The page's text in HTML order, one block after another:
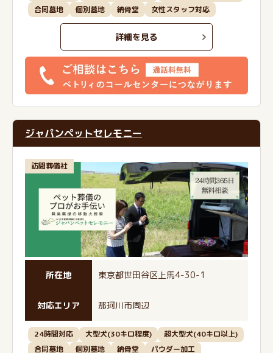
合同墓地
個別墓地 納骨堂 女性スタッフ対応
詳細を見る
ジャパンペットセレモニー
訪問葬儀社
所在地 東京都世田谷区上馬4-30-1
対応エリア 那珂川市周辺
24時間対応 大型犬(30キロ程度)
超大型犬(40キロ以上)
合同墓地
個別墓地 納骨堂 パウダー加工